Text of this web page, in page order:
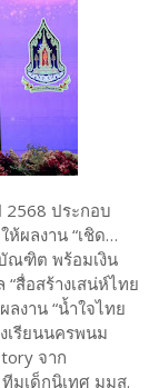
2568 ประกอบ
ห้ผลงาน “เชิด…
ณฑิต พร้อมเงิน
สื่อสร้างเสน่ห์ไทย
ลงาน “น้ำใจไทย
เรียนนครพนม
จาก
มเด็กนิเทศ มมส.